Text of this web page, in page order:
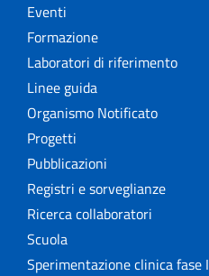
Eventi
Formazione
Laboratori di riferimento
Linee guida
Organismo Notificato
Progetti
Pubblicazioni
Registri e sorveglianze
Ricerca collaboratori
Scuola
Sperimentazione clinica fase I